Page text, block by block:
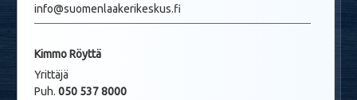
info@suomenlaakerikeskus.fi
Kimmo Röyttä
Yrittäjä
Puh. 050 537 8000